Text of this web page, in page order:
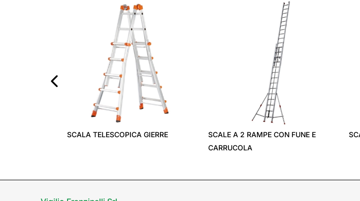
SCALA TELESCOPICA GIERRE
SCALE A 2 RAMPE CON FUNE E
CARRUCOLA